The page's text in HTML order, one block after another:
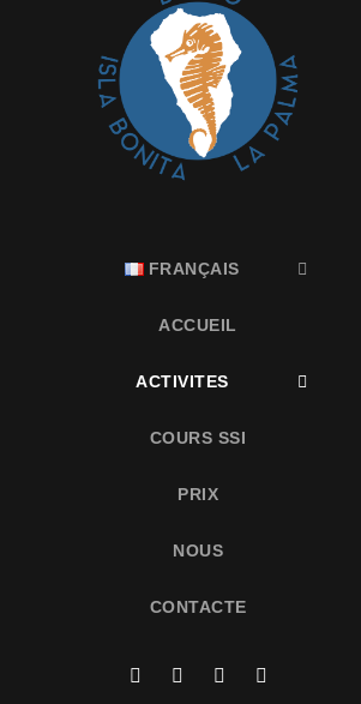
FRANÇAIS
ACCUEIL
ACTIVITES
COURS SSI
PRIX
NOUS
CONTACTE